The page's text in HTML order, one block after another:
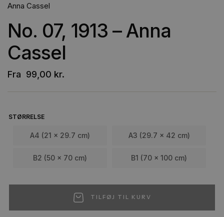
Anna Cassel
No. 07, 1913 – Anna
Cassel
Fra 99,00 kr.
STØRRELSE
A4 (21 x 29.7 cm) A3 (29.7 x 42 cm)
B2 (50 x 70 cm) B1 (70 x 100 cm)
TILFØJ TIL KURV